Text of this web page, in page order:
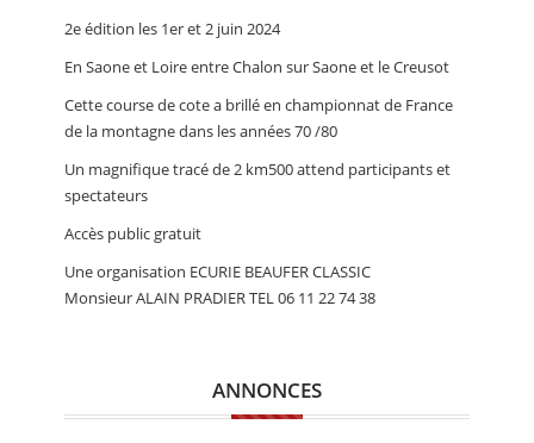
VIDEO
ANNUAIRES
2e édition les 1er et 2 juin 2024
En Saone et Loire entre Chalon sur Saone et le Creusot
Cette course de cote a brillé en championnat de France
de la montagne dans les années 70 /80
Un magnifique tracé de 2 km500 attend participants et
spectateurs
Accès public gratuit
Une organisation ECURIE BEAUFER CLASSIC
Monsieur ALAIN PRADIER TEL 06 11 22 74 38
ANNONCES